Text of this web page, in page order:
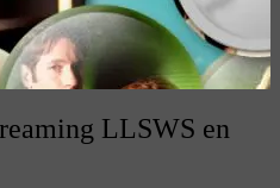
LLSWS en